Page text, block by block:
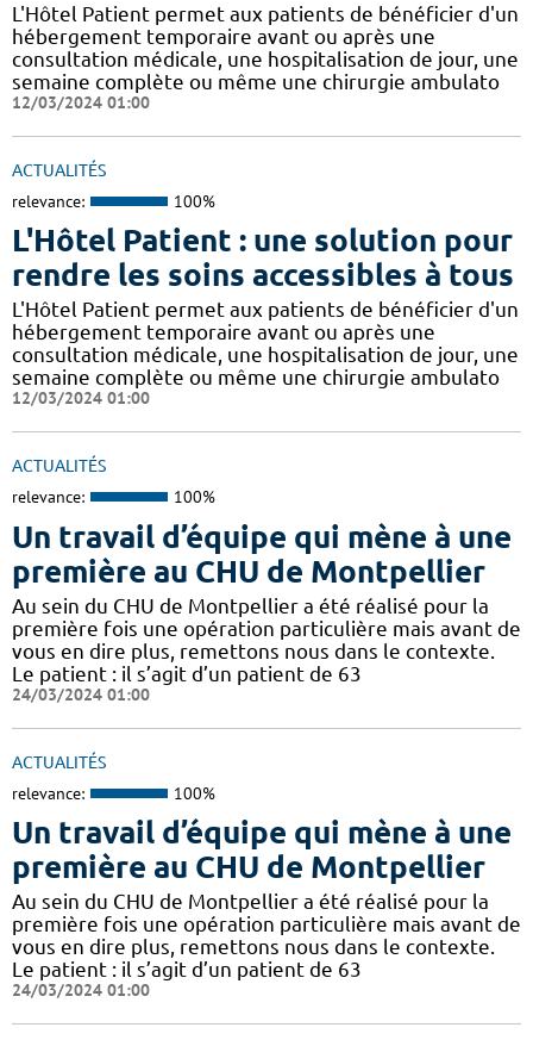
L'Hôtel Patient permet aux patients de bénéficier d'un
hébergement temporaire avant ou après une
consultation médicale, une hospitalisation de jour, une
semaine complète ou même une chirurgie ambulato
12/03/2024 01:00
ACTUALITÉS
relevance: 100%
L'Hôtel Patient : une solution pour
rendre les soins accessibles à tous
L'Hôtel Patient permet aux patients de bénéficier d'un
hébergement temporaire avant ou après une
consultation médicale, une hospitalisation de jour, une
semaine complète ou même une chirurgie ambulato
12/03/2024 01:00
ACTUALITÉS
relevance: 100%
Un travail d’équipe qui mène à une
première au CHU de Montpellier
Au sein du CHU de Montpellier a été réalisé pour la
première fois une opération particulière mais avant de
vous en dire plus, remettons nous dans le contexte.
Le patient : il s’agit d’un patient de 63
24/03/2024 01:00
ACTUALITÉS
relevance: 100%
Un travail d’équipe qui mène à une
première au CHU de Montpellier
Au sein du CHU de Montpellier a été réalisé pour la
première fois une opération particulière mais avant de
vous en dire plus, remettons nous dans le contexte.
Le patient : il s’agit d’un patient de 63
24/03/2024 01:00